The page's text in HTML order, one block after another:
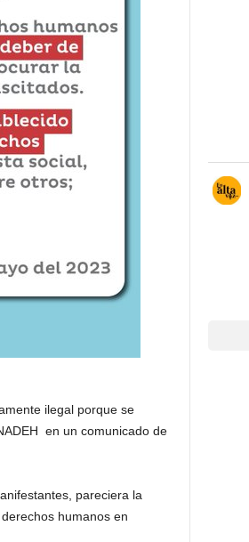
ilegal porque se
en un comunicado de
pareciera la
humanos en